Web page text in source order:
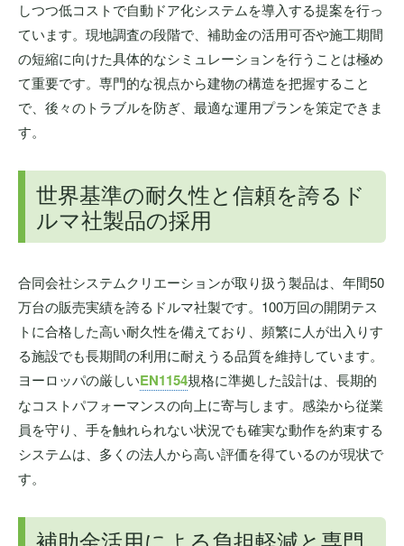
しつつ低コストで自動ドア化システムを導入する提案を行っ
ています。現地調査の段階で、補助金の活用可否や施工期間
の短縮に向けた具体的なシミュレーションを行うことは極め
て重要です。専門的な視点から建物の構造を把握すること
で、後々のトラブルを防ぎ、最適な運用プランを策定できま
す。
世界基準の耐久性と信頼を誇るド
ルマ社製品の採用
合同会社システムクリエーションが取り扱う製品は、年間50
万台の販売実績を誇るドルマ社製です。100万回の開閉テス
トに合格した高い耐久性を備えており、頻繁に人が出入りす
る施設でも長期間の利用に耐えうる品質を維持しています。
ヨーロッパの厳しいEN1154規格に準拠した設計は、長期的
なコストパフォーマンスの向上に寄与します。感染から従業
員を守り、手を触れられない状況でも確実な動作を約束する
システムは、多くの法人から高い評価を得ているのが現状で
す。